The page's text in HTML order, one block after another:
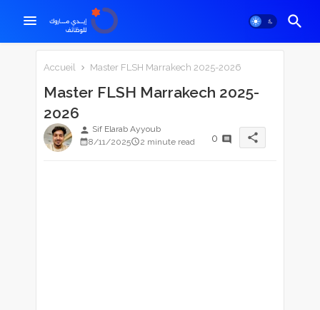
Accueil Master FLSH Marrakech 2025-2026
Master FLSH Marrakech 2025-
2026
person Sif Elarab Ayyoub
8/11/2025
2 minute read 0 share